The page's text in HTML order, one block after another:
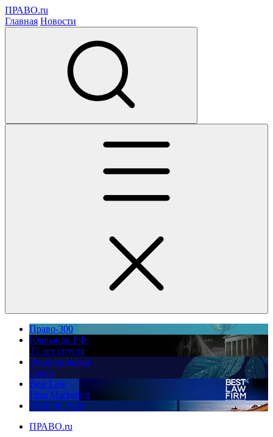
ПРАВО.ru
Главная Новости
Право-300
Юррынок РФ:
35 лет спустя
Экологическое
право
Best Law
Firm Marketing
ПМЮФ 2026
ПРАВО.ru